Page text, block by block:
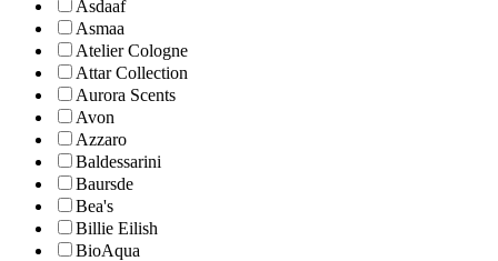
Asdaaf
Asmaa
Atelier Cologne
Attar Collection
Aurora Scents
Avon
Azzaro
Baldessarini
Baursde
Bea's
Billie Eilish
BioAqua